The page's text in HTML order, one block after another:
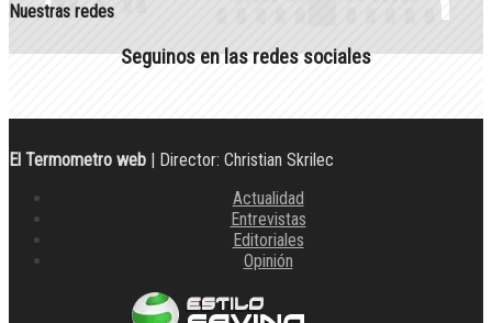
Nuestras redes
Seguinos en las redes sociales
El Termometro web | Director: Christian Skrilec
Actualidad
Entrevistas
Editoriales
Opinión